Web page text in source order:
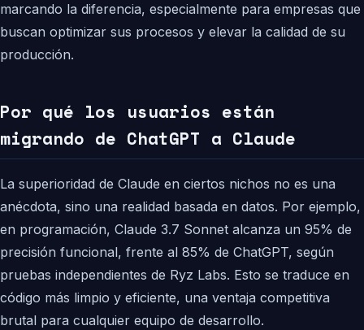
marcando la diferencia, especialmente para empresas que
buscan optimizar sus procesos y elevar la calidad de su
producción.
Por qué los usuarios están
migrando de ChatGPT a Claude
La superioridad de Claude en ciertos nichos no es una
anécdota, sino una realidad basada en datos. Por ejemplo,
en programación, Claude 3.7 Sonnet alcanza un 95% de
precisión funcional, frente al 85% de ChatGPT, según
pruebas independientes de Ryz Labs. Esto se traduce en
código más limpio y eficiente, una ventaja competitiva
brutal para cualquier equipo de desarrollo.